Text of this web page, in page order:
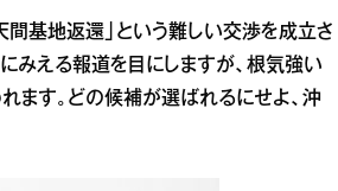
基地返還」という難しい交渉を成立さ
みえる報道を目にしますが、根気強い
ます。どの候補が選ばれるにせよ、沖